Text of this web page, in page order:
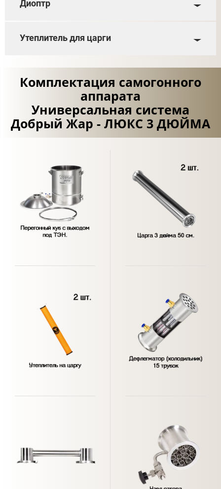
Диоптр
Утеплитель для царги
Комплектация самогонного
аппарата
Универсальная система
Добрый Жар - ЛЮКС 3 ДЮЙМА